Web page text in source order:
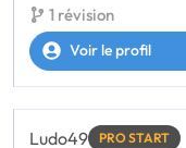
1 révision
Voir le profil
Ludo49 PRO START